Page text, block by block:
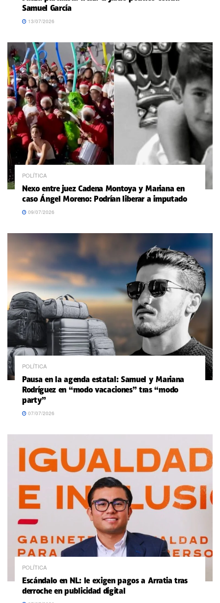
Samuel García
13/07/2026
POLÍTICA
Nexo entre juez Cadena Montoya y Mariana en
caso Ángel Moreno: Podrían liberar a imputado
09/07/2026
POLÍTICA
Pausa en la agenda estatal: Samuel y Mariana
Rodríguez en “modo vacaciones” tras “modo
party”
07/07/2026
POLÍTICA
Escándalo en NL: le exigen pagos a Arratia tras
derroche en publicidad digital